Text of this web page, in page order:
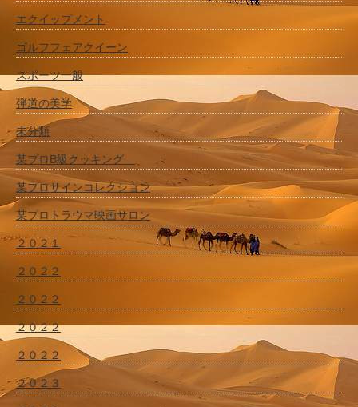
エクイップメント
ゴルフフェアクイーン
スポーツ一般
弾道の美学
未分類
某プロB級クッキング
某プロサインコレクション
某プロトラウマ映画サロン
２０２１
２０２２
２０２２
２０２２
２０２２
２０２３